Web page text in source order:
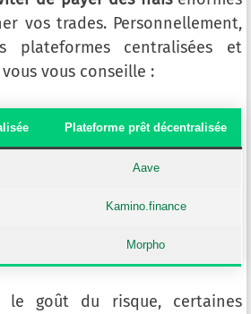
vos trades. Personnellement,
plateformes centralisées et
vous conseille :
Plateforme prêt décentralisée
Aave
Kamino.finance
Morpho
le goût du risque, certaines